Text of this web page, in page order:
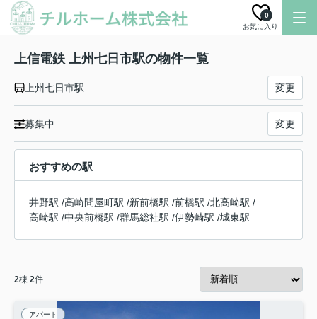
お気に入り
0
上信電鉄 上州七日市駅の物件一覧
上州七日市駅 変更
募集中 変更
おすすめの駅
井野駅 /高崎問屋町駅 /新前橋駅 /前橋駅 /北高崎駅 /
高崎駅 /中央前橋駅 /群馬総社駅 /伊勢崎駅 /城東駅
2棟 2件
アパート